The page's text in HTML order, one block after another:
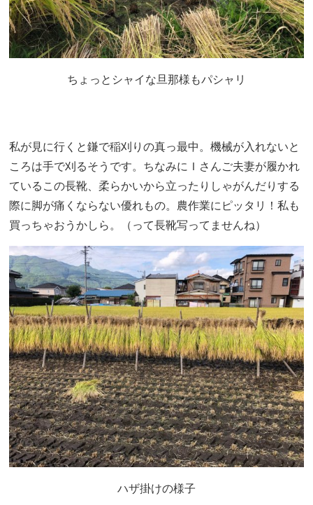
ちょっとシャイな旦那様もパシャリ
私が見に行くと鎌で稲刈りの真っ最中。機械が入れないと
ころは手で刈るそうです。ちなみにＩさんご夫妻が履かれ
ているこの長靴、柔らかいから立ったりしゃがんだりする
際に脚が痛くならない優れもの。農作業にピッタリ！私も
買っちゃおうかしら。（って長靴写ってませんね）
ハザ掛けの様子